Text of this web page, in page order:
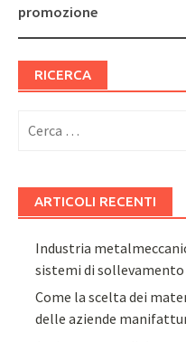
promozione
RICERCA
per:
ARTICOLI RECENTI
Industria
sistemi di sollevamento
Come la scelta dei
delle aziende